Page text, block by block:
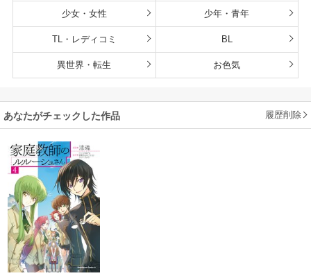
少女・女性 少年・青年
TL・レディコミ BL
異世界・転生 お色気
あなたがチェックした作品 履歴削除